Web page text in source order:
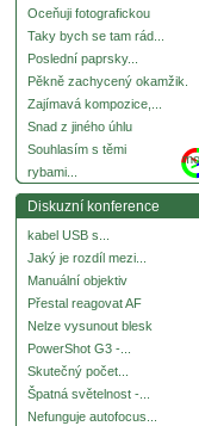
Oceňuji fotografickou
Taky bych se tam rád...
Poslední paprsky...
Pěkně zachycený okamžik.
Zajímavá kompozice,...
Snad z jiného úhlu
Souhlasím s těmi
rybami...
Diskuzní konference
kabel USB s...
Jaký je rozdíl mezi...
Manuální objektiv
Přestal reagovat AF
Nelze vysunout blesk
PowerShot G3 -...
Skutečný počet...
Špatná světelnost -...
Nefunguje autofocus...